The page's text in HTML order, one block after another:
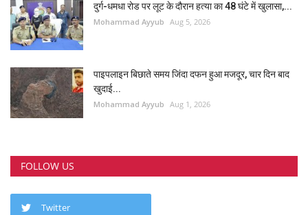
दुर्ग-धमधा रोड पर लूट के दौरान हत्या का 48 घंटे में खुलासा,...
Mohammad Ayyub Aug 5, 2026
पाइपलाइन बिछाते समय जिंदा दफन हुआ मजदूर, चार दिन बाद
खुदाई...
Mohammad Ayyub Aug 1, 2026
FOLLOW US
Twitter